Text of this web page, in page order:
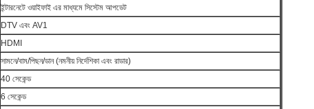
ইন্টারনেটে ওয়াইফাই এর মাধ্যমে সিস্টেম আপডেট
DTV এবং AV1
HDMI
সামনে/বাম/পিছন/ডান (নমনীয় নির্দেশিকা এবং রাডার)
40 সেকেন্ড
6 সেকেন্ড